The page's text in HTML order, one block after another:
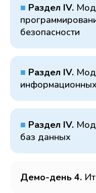
■ Раздел IV.
безопасности
■ Раздел IV.
■ Раздел IV.
баз данных
Демо-день 4.